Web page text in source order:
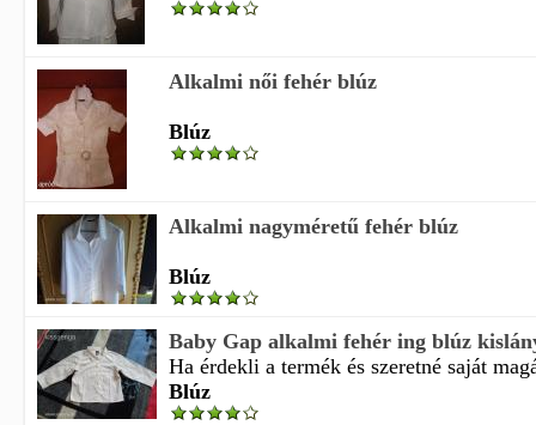
Alkalmi női fehér blúz
Blúz
Alkalmi nagyméretű fehér blúz
Blúz
Baby Gap alkalmi fehér ing blúz
Ha érdekli a termék és szeretné saját
Blúz